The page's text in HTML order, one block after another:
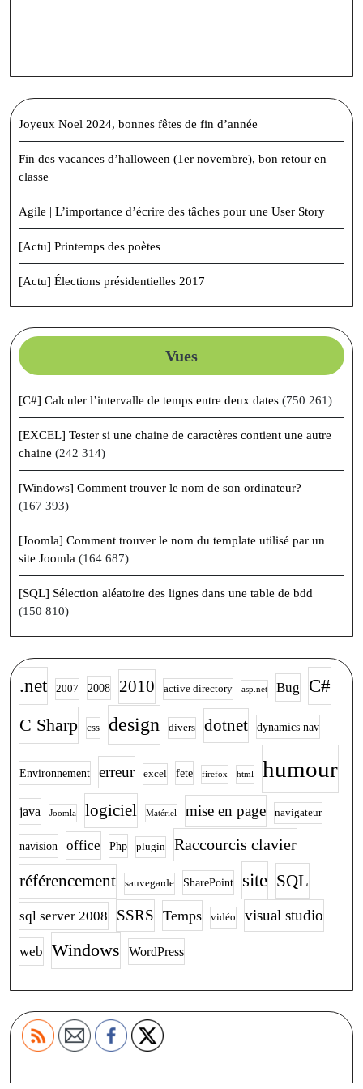
Joyeux Noel 2024, bonnes fêtes de fin d’année
Fin des vacances d’halloween (1er novembre), bon retour en
classe
Agile | L’importance d’écrire des tâches pour une User Story
[Actu] Printemps des poètes
[Actu] Élections présidentielles 2017
Vues
[C#] Calculer l’intervalle de temps entre deux dates (750 261)
[EXCEL] Tester si une chaine de caractères contient une autre
chaine (242 314)
[Windows] Comment trouver le nom de son ordinateur?
(167 393)
[Joomla] Comment trouver le nom du template utilisé par un
site Joomla (164 687)
[SQL] Sélection aléatoire des lignes dans une table de bdd
(150 810)
.net 2007 2008 2010 active directory asp.net Bug
C#
C Sharp
css design divers dotnet dynamics nav
Environnement erreur excel fete firefox html humour
java Joomla logiciel Matériel mise en page navigateur
navision office Php plugin Raccourcis clavier
référencement sauvegarde SharePoint site SQL
sql server 2008 SSRS Temps vidéo visual studio
web Windows WordPress